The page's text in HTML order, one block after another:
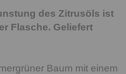
des Zitrusöls ist
Flasche. Geliefert
Baum mit einem